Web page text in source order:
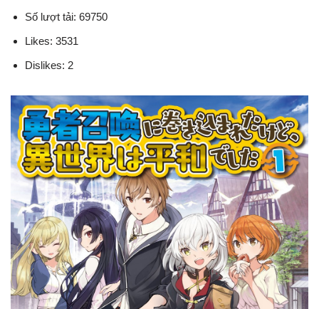
Số lượt tải: 69750
Likes: 3531
Dislikes: 2